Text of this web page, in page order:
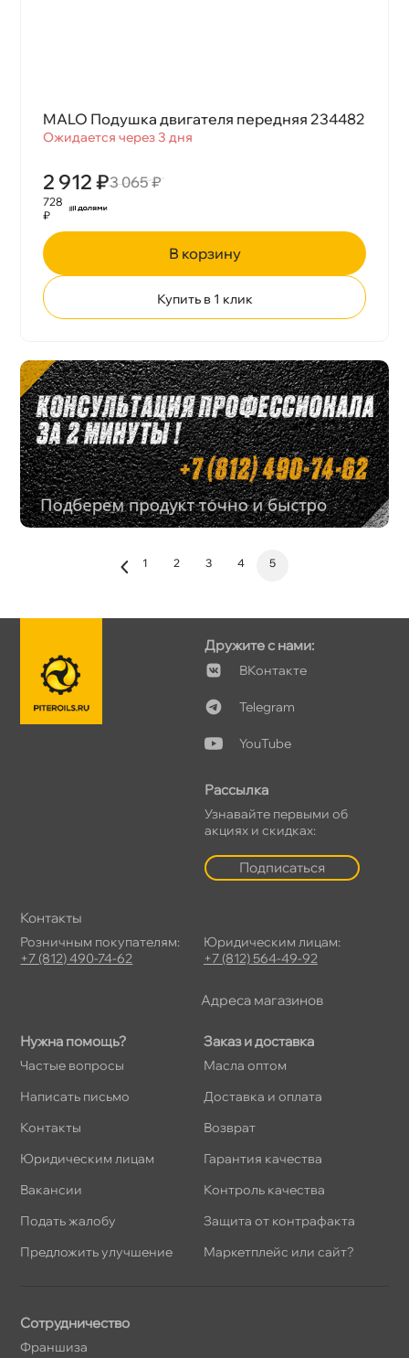
MALO Подушка двигателя передняя 234482
Ожидается через 3 дня
2 912 ₽3 065 ₽
728
₽
корзину
Купить в 1 клик
1 2 3 4 5
Нужна помощь?
Частые вопросы
Написать письмо
Контакты
Юридическим лицам
акансии
Подать жалобу
Предложить улучшение
Заказ и доставка
Масла оптом
Доставка и оплата
озврат
Гарантия качества
Контроль качества
Защита от контрафакта
Маркетплейс или сайт?
Дружите с нами:
Контакте
Telegram
YouTube
Рассылка
Узнавайте первыми о
акциях и скидках:
Подписаться
Сотрудничество
Франшиза
Контакты
Розничным покупателям:
+7 (812) 490-74-62
Юридическим лицам:
+7 (812) 564-49-92
Адреса магазино